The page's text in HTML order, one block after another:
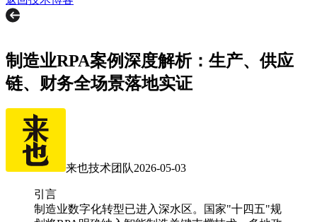
制造业RPA案例深度解析：生产、供应
链、财务全场景落地实证
来也技术团队2026-05-03
引言
制造业数字化转型已进入深水区。国家"十四五"规